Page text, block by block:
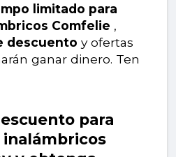
limitado para
Comfelie ,
descuento y ofertas
ganar dinero. Ten
para